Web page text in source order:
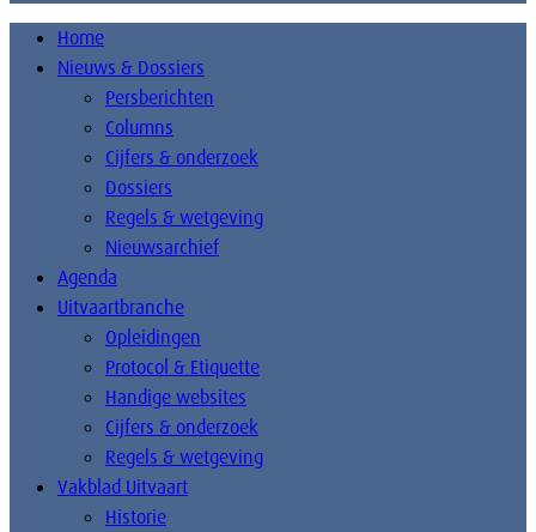
Home
Nieuws & Dossiers
Persberichten
Columns
Cijfers & onderzoek
Dossiers
Regels & wetgeving
Nieuwsarchief
Agenda
Uitvaartbranche
Opleidingen
Protocol & Etiquette
Handige websites
Cijfers & onderzoek
Regels & wetgeving
Vakblad Uitvaart
Historie